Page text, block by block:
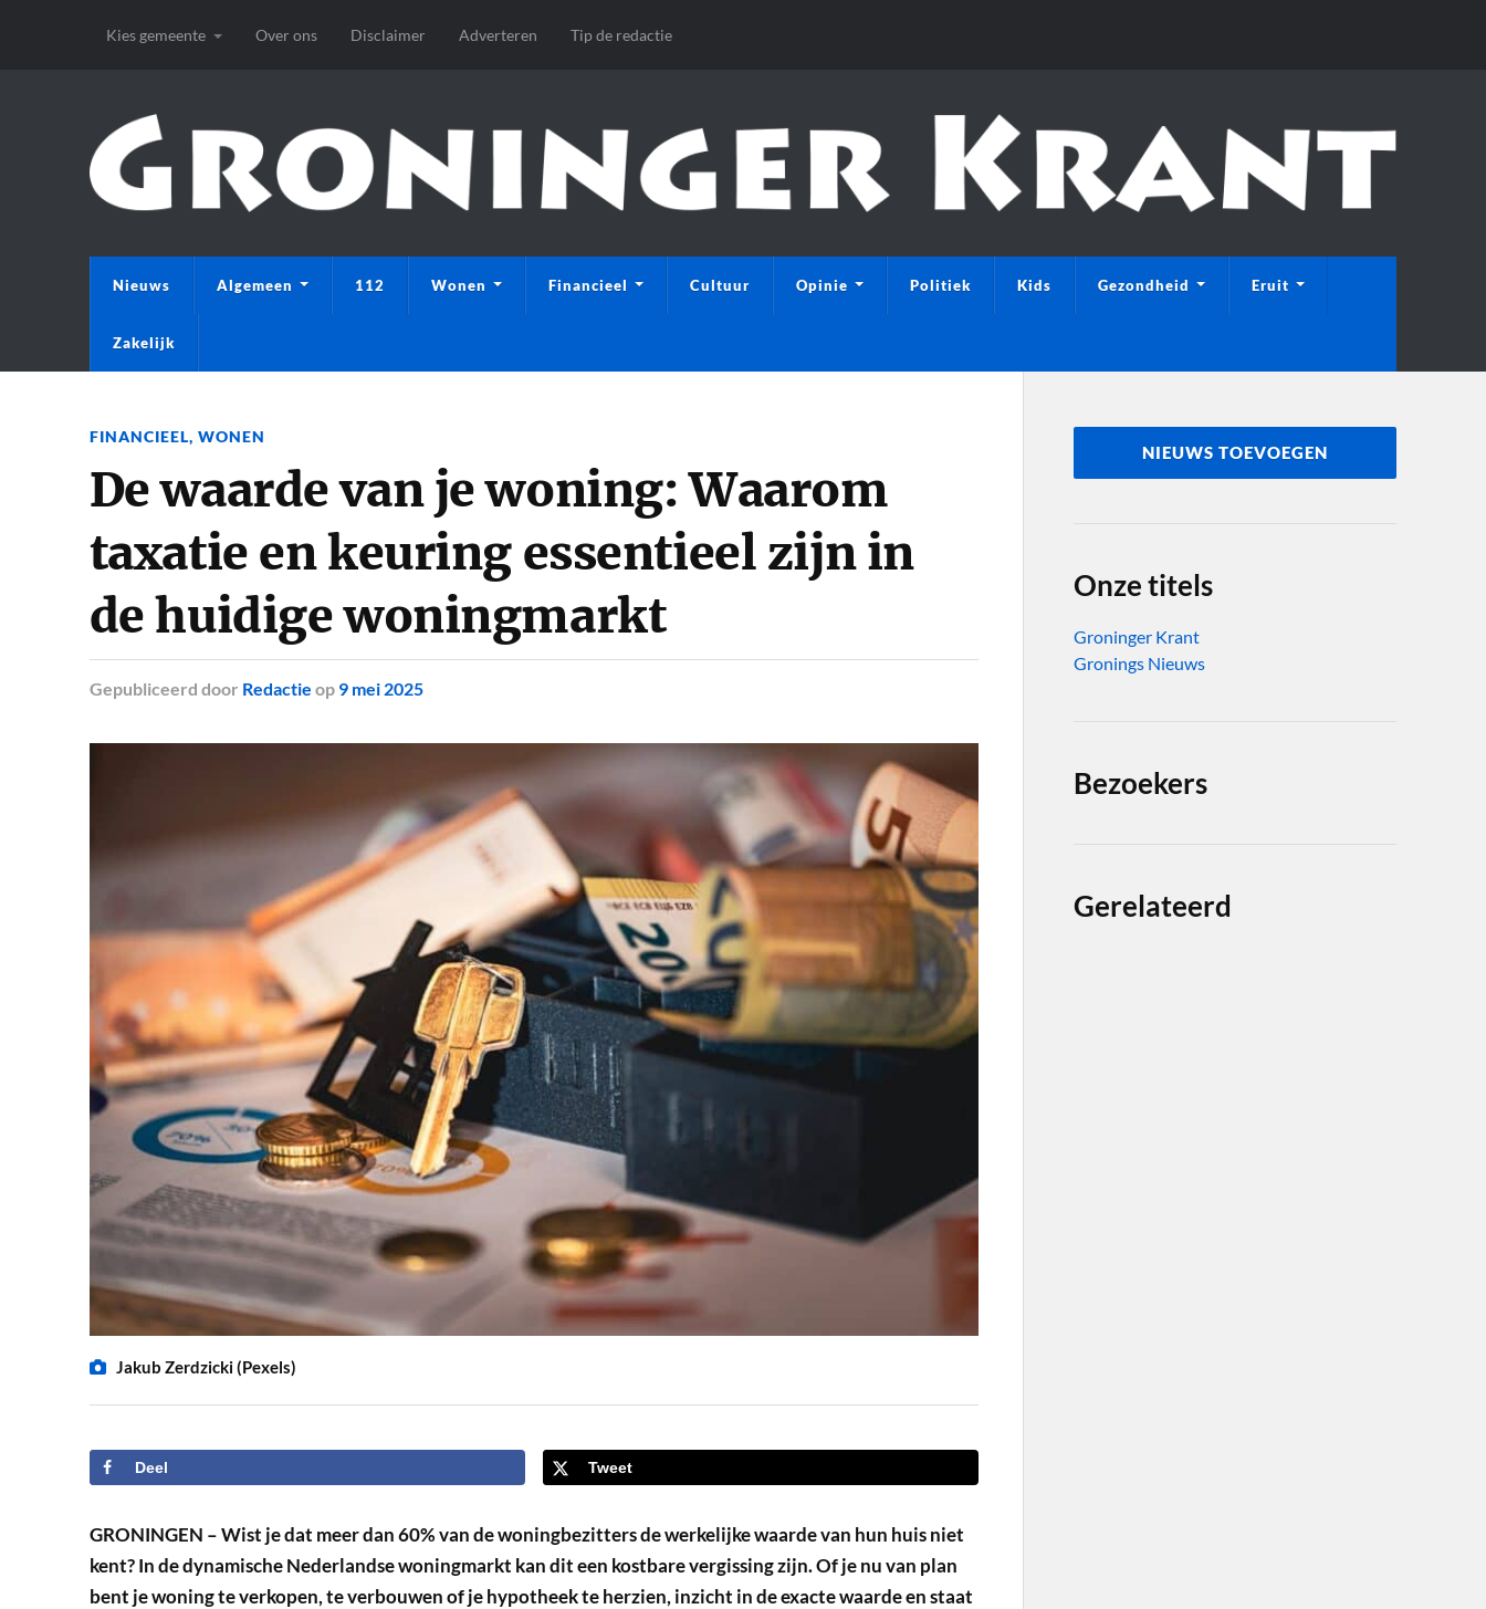
Kies gemeente Over ons Disclaimer Adverteren Tip de redactie
Nieuws Algemeen 112 Wonen Financieel Cultuur Opinie Politiek Kids Gezondheid Eruit
Zakelijk
FINANCIEEL, WONEN
De waarde van je woning: Waarom
taxatie en keuring essentieel zijn in
de huidige woningmarkt
Gepubliceerd door Redactie op 9 mei 2025
Jakub Zerdzicki (Pexels)
Deel Tweet
GRONINGEN – Wist je dat meer dan 60% van de woningbezitters de werkelijke waarde van hun huis niet
kent? In de dynamische Nederlandse woningmarkt kan dit een kostbare vergissing zijn. Of je nu van plan
bent je woning te verkopen, te verbouwen of je hypotheek te herzien, inzicht in de exacte waarde en staat
NIEUWS TOEVOEGEN
Onze titels
Groninger Krant
Gronings Nieuws
Bezoekers
Gerelateerd